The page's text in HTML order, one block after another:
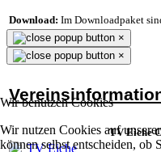
Wir benutzen Cookies
Wir nutzen Cookies auf
können selbst entscheiden, ob
Download: Im Downloadpaket
×
×
TV Eiche